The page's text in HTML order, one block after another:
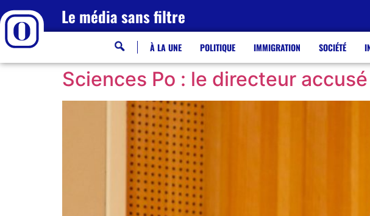
Le média sans filtre
À LA UNE POLITIQUE IMMIGRATION SOCIÉTÉ
Sciences Po : le directeur